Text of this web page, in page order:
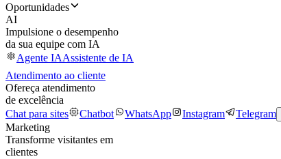
Oportunidades
AI
Impulsione o desempenho
da sua equipe com IA
Agente IAAssistente de IA
Atendimento ao cliente
Ofereça atendimento
de excelência
Chat para sites
Chatbot WhatsApp Instagram Telegram
Marketing
Transforme visitantes em
clientes